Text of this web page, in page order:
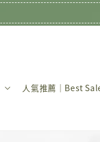
人氣推薦｜Best